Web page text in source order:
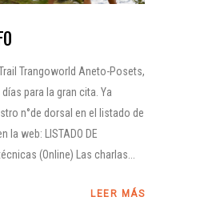
Trangoworld Aneto-Posets,
para la gran cita. Ya
n°de dorsal en el listado de
la web: LISTADO DE
(Online) Las charlas...
LEER MÁS